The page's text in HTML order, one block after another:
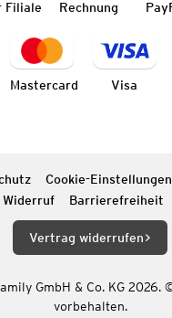
Filiale Rechnung
Mastercard Visa
Cookie-Einstellungen
Widerruf
Barrierefreiheit
Vertrag widerrufen
GmbH & Co. KG 2026.
vorbehalten.